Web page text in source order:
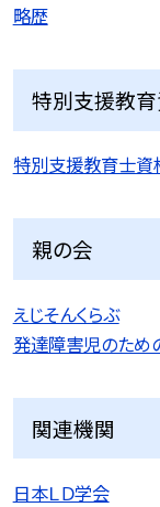
略歴
特別支援教
特別支援教育士資
親の会
えじそんくらぶ
発達障害児のため
関連機関
日本ＬＤ学会